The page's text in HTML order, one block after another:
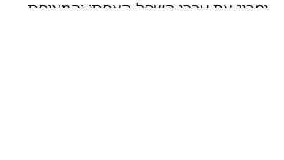
ומבין את ערכו השפל האפסי והמאופס